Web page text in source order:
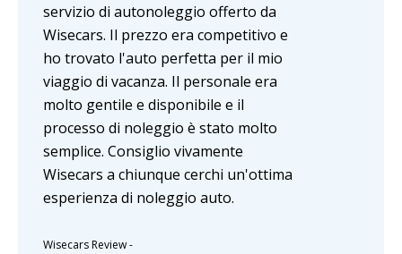
servizio di autonoleggio offerto da
Wisecars. Il prezzo era competitivo e
ho trovato l'auto perfetta per il mio
viaggio di vacanza. Il personale era
molto gentile e disponibile e il
processo di noleggio è stato molto
semplice. Consiglio vivamente
Wisecars a chiunque cerchi un'ottima
esperienza di noleggio auto.
Wisecars Review-